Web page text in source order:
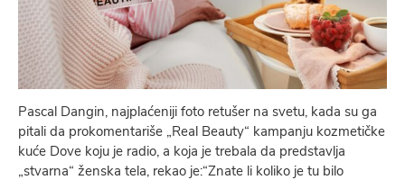
Pascal Dangin, najplaćeniji foto retušer na svetu, kada su ga
pitali da prokomentariše „Real Beauty“ kampanju kozmetičke
kuće Dove koju je radio, a koja je trebala da predstavlja
„stvarna“ ženska tela, rekao je:“Znate li koliko je tu bilo